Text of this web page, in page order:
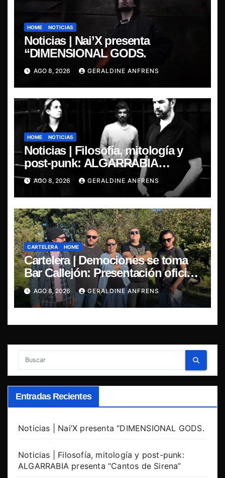
HOME NOTICIAS
Noticias | Nai’X presenta
“DIMENSIONAL GODS.
AGO 8, 2026 GERALDINE ANFRENS
HOME NOTICIAS
Noticias | Filosofía, mitología y
post-punk: ALGARRABIA
presenta “Cantos de Sirena”
AGO 8, 2026 GERALDINE ANFRENS
CARTELERA HOME
Cartelera | Demociones se toma
Bar Callejón: Presentación oficial
de su EP y estreno del single
“Mujer Escarlata”
AGO 8, 2026 GERALDINE ANFRENS
Entradas Recientes
Noticias | Nai’X presenta “DIMENSIONAL GODS.
Noticias | Filosofía, mitología y post-punk:
ALGARRABIA presenta “Cantos de Sirena”